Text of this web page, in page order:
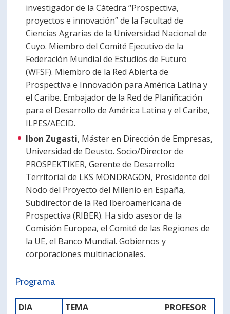
investigador de la Cátedra “Prospectiva,
proyectos e innovación” de la Facultad de
Ciencias Agrarias de la Universidad Nacional de
Cuyo. Miembro del Comité Ejecutivo de la
Federación Mundial de Estudios de Futuro
(WFSF). Miembro de la Red Abierta de
Prospectiva e Innovación para América Latina y
el Caribe. Embajador de la Red de Planificación
para el Desarrollo de América Latina y el Caribe,
ILPES/AECID.
Ibon Zugasti, Máster en Dirección de Empresas,
Universidad de Deusto. Socio/Director de
PROSPEKTIKER, Gerente de Desarrollo
Territorial de LKS MONDRAGON, Presidente del
Nodo del Proyecto del Milenio en España,
Subdirector de la Red Iberoamericana de
Prospectiva (RIBER). Ha sido asesor de la
Comisión Europea, el Comité de las Regiones de
la UE, el Banco Mundial. Gobiernos y
corporaciones multinacionales.
Programa
DIA TEMA
PROFESOR